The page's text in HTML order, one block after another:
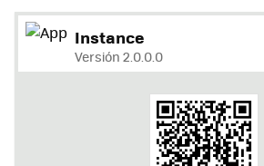
Instance
Versión 2.0.0.0